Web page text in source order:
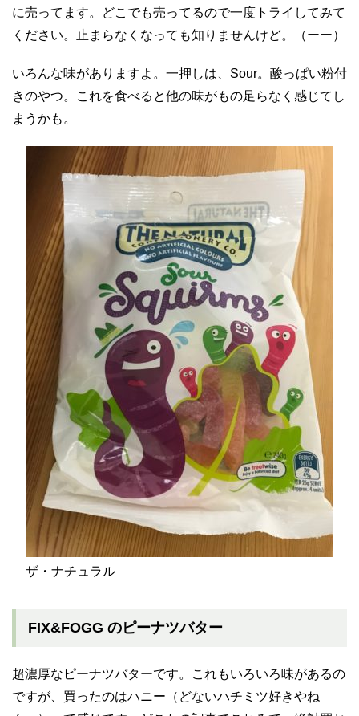
に売ってます。どこでも売ってるので一度トライしてみて
ください。止まらなくなっても知りませんけど。（ーー）
いろんな味がありますよ。一押しは、Sour。酸っぱい粉付
きのやつ。これを食べると他の味がもの足らなく感じてし
まうかも。
ザ・ナチュラル
FIX&FOGG のピーナツバター
超濃厚なピーナツバターです。これもいろいろ味があるの
ですが、買ったのはハニー（どないハチミツ好きやね